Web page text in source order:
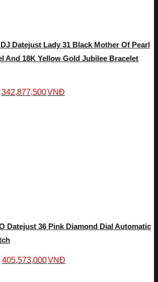
Datejust Lady 31 Black Mother Of Pearl
And 18K Yellow Gold Jubilee Bracelet
342,877,500VNĐ
Datejust 36 Pink Diamond Dial Automatic
405,573,000VNĐ